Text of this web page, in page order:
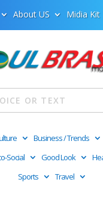
About US Midia Kit
Business / Trends
Social Good Look
Sports
Travel